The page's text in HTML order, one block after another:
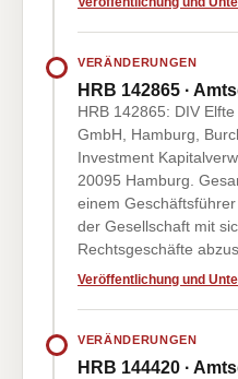
VERÄNDERUNGEN
HRB 142865 ·
HRB 142865: DIV
GmbH, Hamburg,
Investment
20095 Hamburg.
einem
der Gesellschaft mit
Rechtsgeschäfte
Veröffentlichung und
VERÄNDERUNGEN
HRB 144420 ·